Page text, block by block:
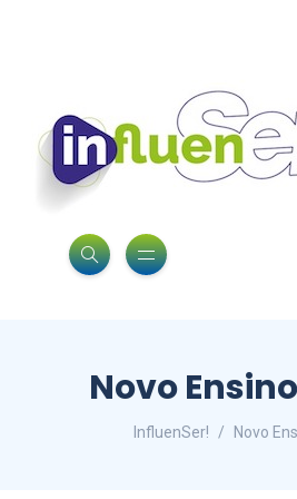
Novo
InfluenSer! Novo